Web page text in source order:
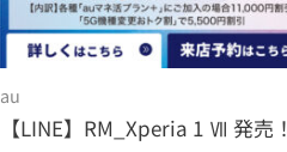
au
【LINE】RM_Xperia 1 Ⅶ 発売！